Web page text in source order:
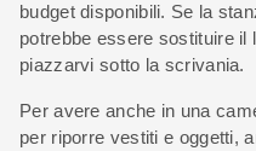
budget disponibili. Se la
potrebbe essere sostituire il
piazzarvi sotto la scrivania.
Per avere anche in una
per riporre vestiti e oggetti,